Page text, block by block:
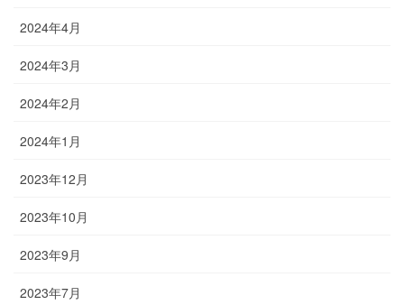
2024年4月
2024年3月
2024年2月
2024年1月
2023年12月
2023年10月
2023年9月
2023年7月